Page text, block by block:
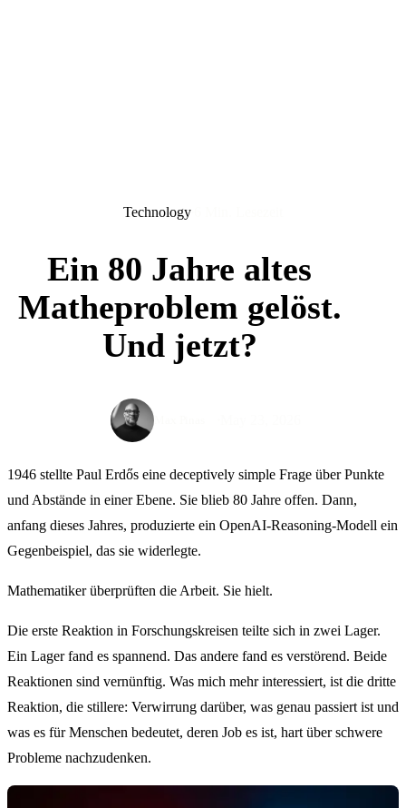
Technology
Ein 80 Jahre altes
Matheproblem gelöst.
Und jetzt?
Max Pinas
1946 stellte Paul Erdős eine deceptively simple Frage über Punkte
und Abstände in einer Ebene. Sie blieb 80 Jahre offen. Dann,
anfang dieses Jahres, produzierte ein OpenAI-Reasoning-Modell ein
Gegenbeispiel, das sie widerlegte.
Mathematiker überprüften die Arbeit. Sie hielt.
Die erste Reaktion in Forschungskreisen teilte sich in zwei Lager.
Ein Lager fand es spannend. Das andere fand es verstörend. Beide
Reaktionen sind vernünftig. Was mich mehr interessiert, ist die dritte
Reaktion, die stillere: Verwirrung darüber, was genau passiert ist und
was es für Menschen bedeutet, deren Job es ist, hart über schwere
Probleme nachzudenken.